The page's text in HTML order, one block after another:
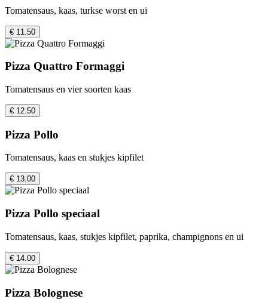
Tomatensaus, kaas, turkse worst en ui
€ 11.50
Pizza Quattro Formaggi
Tomatensaus en vier soorten kaas
€ 12.50
Pizza Pollo
Tomatensaus, kaas en stukjes kipfilet
€ 13.00
Pizza Pollo speciaal
Tomatensaus, kaas, stukjes kipfilet, paprika, champignons en ui
€ 14.00
Pizza Bolognese